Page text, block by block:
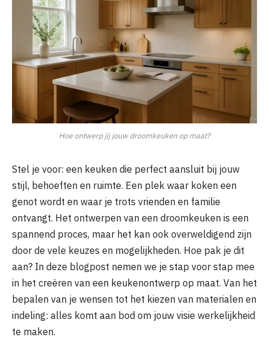
Hoe ontwerp jij jouw droomkeuken op maat?
Stel je voor: een keuken die perfect aansluit bij jouw
stijl, behoeften en ruimte. Een plek waar koken een
genot wordt en waar je trots vrienden en familie
ontvangt. Het ontwerpen van een droomkeuken is een
spannend proces, maar het kan ook overweldigend zijn
door de vele keuzes en mogelijkheden. Hoe pak je dit
aan? In deze blogpost nemen we je stap voor stap mee
in het creëren van een keukenontwerp op maat. Van het
bepalen van je wensen tot het kiezen van materialen en
indeling: alles komt aan bod om jouw visie werkelijkheid
te maken.